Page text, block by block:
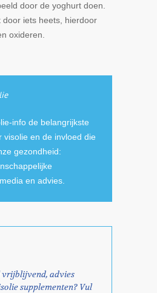
door de yoghurt doen.
door iets heets, hierdoor
oxideren.
info de belangrijkste
visolie en de invloed die
gezondheid:
en advies.
vrijblijvend, advies
supplementen? Vul